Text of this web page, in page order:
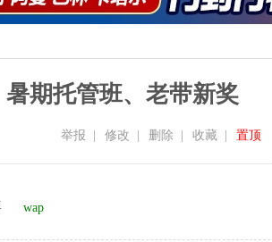
期托管班、老带新奖
置顶
收藏
删除
修改
举报
wap